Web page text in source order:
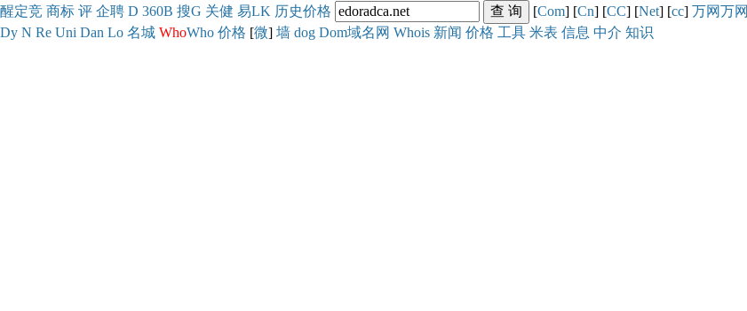
醒定竞 商标 评 企聘 D 360B 搜G 关健 易LK 历史价格 [Com] [Cn] [CC] [Net] [cc] 万网万网
Dy N Re Uni Dan Lo 名城 WhoWho 价格 [微] 墙 dog Dom域名网 Whois 新闻 价格 工具 米表 信息 中介 知识